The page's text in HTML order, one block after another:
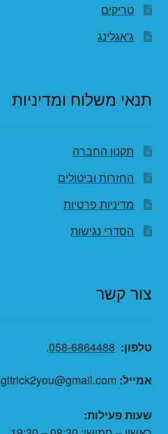
טריקים
ג'אגלינג
תנאי משלוח ומדיניות
תקנון החברה
החזרות וביטולים
מדיניות פרטיות
הסדרי נגישות
צור קשר
טלפון: 058-6864488
.
אמייל:
שעות פעילות: